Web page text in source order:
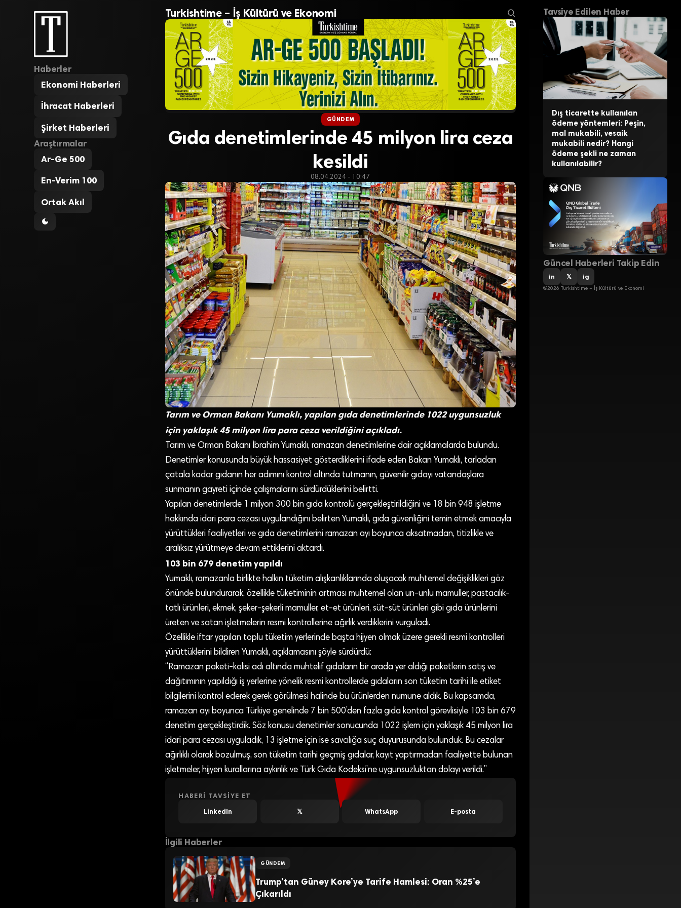
Haberler
Ekonomi Haberleri
İhracat Haberleri
Şirket Haberleri
Araştırmalar
Ar-Ge 500
En-Verim 100
Ortak Akıl
Turkishtime – İş Kültürü ve Ekonomi
GÜNDEM
Gıda denetimlerinde 45 milyon lira ceza
kesildi
08.04.2024 - 10:47
Tarım ve Orman Bakanı Yumaklı, yapılan gıda denetimlerinde 1022 uygunsuzluk
için yaklaşık 45 milyon lira para ceza verildiğini açıkladı.
Tarım ve Orman Bakanı İbrahim Yumaklı, ramazan denetimlerine dair açıklamalarda bulundu.
Denetimler konusunda büyük hassasiyet gösterdiklerini ifade eden Bakan Yumaklı, tarladan
çatala kadar gıdanın her adımını kontrol altında tutmanın, güvenilir gıdayı vatandaşlara
sunmanın gayreti içinde çalışmalarını sürdürdüklerini belirtti.
Yapılan denetimlerde 1 milyon 300 bin gıda kontrolü gerçekleştirildiğini ve 18 bin 948 işletme
hakkında idari para cezası uygulandığını belirten Yumaklı, gıda güvenliğini temin etmek amacıyla
yürüttükleri faaliyetleri ve gıda denetimlerini ramazan ayı boyunca aksatmadan, titizlikle ve
aralıksız yürütmeye devam ettiklerini aktardı.
103 bin 679 denetim yapıldı
Yumaklı, ramazanla birlikte halkın tüketim alışkanlıklarında oluşacak muhtemel değişiklikleri göz
önünde bulundurarak, özellikle tüketiminin artması muhtemel olan un-unlu mamuller, pastacılık-
tatlı ürünleri, ekmek, şeker-şekerli mamuller, et-et ürünleri, süt-süt ürünleri gibi gıda ürünlerini
üreten ve satan işletmelerin resmi kontrollerine ağırlık verdiklerini vurguladı.
Özellikle iftar yapılan toplu tüketim yerlerinde başta hijyen olmak üzere gerekli resmi kontrolleri
yürüttüklerini bildiren Yumaklı, açıklamasını şöyle sürdürdü:
“Ramazan paketi-kolisi adı altında muhtelif gıdaların bir arada yer aldığı paketlerin satış ve
dağıtımının yapıldığı iş yerlerine yönelik resmi kontrollerde gıdaların son tüketim tarihi ile etiket
bilgilerini kontrol ederek gerek görülmesi halinde bu ürünlerden numune aldık. Bu kapsamda,
ramazan ayı boyunca Türkiye genelinde 7 bin 500’den fazla gıda kontrol görevlisiyle ​​​​​​​103 bin 679
denetim gerçekleştirdik. Söz konusu denetimler sonucunda 1022 işlem için yaklaşık 45 milyon lira
idari para cezası uyguladık, 13 işletme için ise savcılığa suç duyurusunda bulunduk. Bu cezalar
ağırlıklı olarak bozulmuş, son tüketim tarihi geçmiş gıdalar, kayıt yaptırmadan faaliyette bulunan
işletmeler, hijyen kurallarına aykırılık ve Türk Gıda Kodeksi’ne uygunsuzluktan dolayı verildi.”
HABERI TAVSIYE ET
LinkedIn 𝕏 WhatsApp E-posta
İlgili Haberler
GÜNDEM
Trump’tan Güney Kore’ye Tarife Hamlesi: Oran %25’e
Çıkarıldı
Tavsiye Edilen Haber
Dış ticarette kullanılan
ödeme yöntemleri: Peşin,
mal mukabili, vesaik
mukabili nedir? Hangi
ödeme şekli ne zaman
kullanılabilir?
Güncel Haberleri Takip Edin
in 𝕏 ig
©2026 Turkishtime – İş Kültürü ve Ekonomi